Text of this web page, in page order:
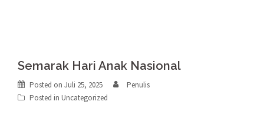
Semarak Hari Anak Nasional
Posted on Juli 25, 2025
Penulis
Posted in Uncategorized